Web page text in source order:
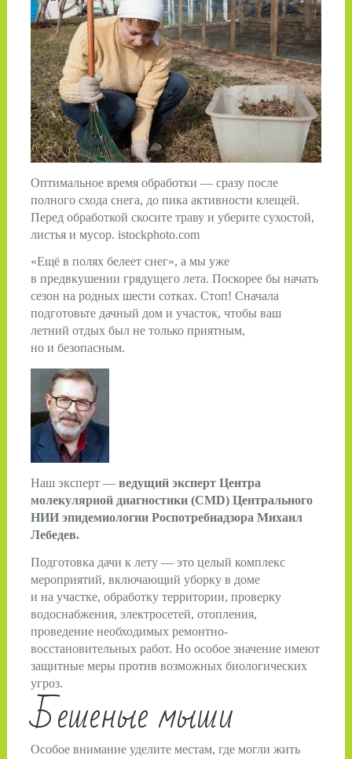
Оптимальное время обработки — сразу после
полного схода снега, до пика активности клещей.
Перед обработкой скосите траву и уберите сухостой,
листья и мусор. istockphoto.com
«Ещё в полях белеет снег», а мы уже
в предвкушении грядущего лета. По­скорее бы начать
сезон на родных шести сотках. Стоп! Сначала
подготовьте дачный дом и участок, чтобы ваш
летний отдых был не только приятным,
но и безопасным.
Наш эксперт —ведущий эксперт Центра
молекулярной диагностики (CMD) Центрального
НИИ эпидемиологии Роспотребнадзора​ Михаил
Лебедев.
Подготовка дачи к лету — это целый комплекс
мероприятий, включающий уборку в доме
и на участке, обработку территории, проверку
водоснабжения, электросетей, отопления,
проведение необходимых ремонтно-
восстановительных работ. Но особое значение имеют
защитные меры против возможных биологиче­ских
угроз.
Бешеные мыши
Особое внимание уделите местам, где могли жить